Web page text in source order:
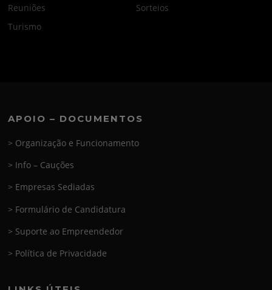
Reuniões
Sorteios
Turismo
APOIO – DOCUMENTOS
> Organização e Funcionamento
> Info – Cauções
> Empresas Sediadas
> Formulário de Candidatura
> Suporte ao Empreendedor
> Política de Privacidade